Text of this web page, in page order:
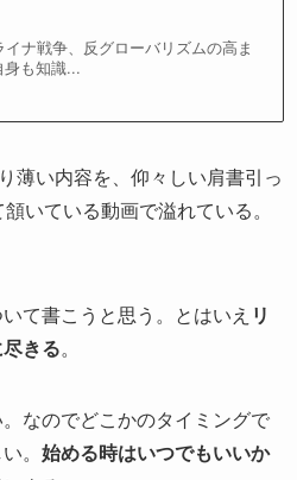
ナ戦争、反グローバリズムの高ま
身も知識...
薄い内容を、仰々しい肩書引っ
いている動画で溢れている。
て書こうと思う。とはいえ リ
きる。
なのでどこかのタイミングで
。 始める時はいつでもいいか